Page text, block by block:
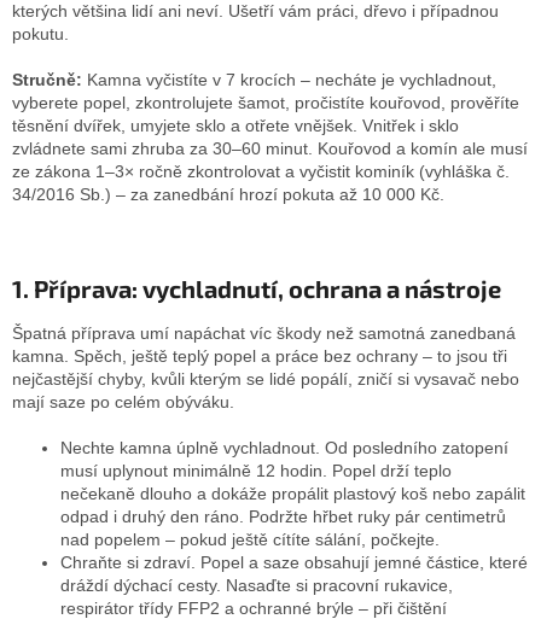
kterých většina lidí ani neví. Ušetří vám práci, dřevo i případnou
pokutu.
Stručně: Kamna vyčistíte v 7 krocích – necháte je vychladnout,
vyberete popel, zkontrolujete šamot, pročistíte kouřovod, prověříte
těsnění dvířek, umyjete sklo a otřete vnějšek. Vnitřek i sklo
zvládnete sami zhruba za 30–60 minut. Kouřovod a komín ale musí
ze zákona 1–3× ročně zkontrolovat a vyčistit kominík (vyhláška č.
34/2016 Sb.) – za zanedbání hrozí pokuta až 10 000 Kč.
1. Příprava: vychladnutí, ochrana a nástroje
Špatná příprava umí napáchat víc škody než samotná zanedbaná
kamna. Spěch, ještě teplý popel a práce bez ochrany – to jsou tři
nejčastější chyby, kvůli kterým se lidé popálí, zničí si vysavač nebo
mají saze po celém obýváku.
Nechte kamna úplně vychladnout. Od posledního zatopení
musí uplynout minimálně 12 hodin. Popel drží teplo
nečekaně dlouho a dokáže propálit plastový koš nebo zapálit
odpad i druhý den ráno. Podržte hřbet ruky pár centimetrů
nad popelem – pokud ještě cítíte sálání, počkejte.
Chraňte si zdraví. Popel a saze obsahují jemné částice, které
dráždí dýchací cesty. Nasaďte si pracovní rukavice,
respirátor třídy FFP2 a ochranné brýle – při čištění